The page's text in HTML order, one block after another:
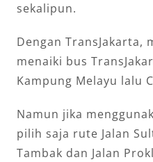
sekalipun.
Dengan TransJakarta,
menaiki bus
Kampung Melayu lalu
Namun jika
pilih saja rute Jalan
Tambak dan Jalan